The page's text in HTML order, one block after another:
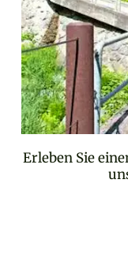
Erleben Sie